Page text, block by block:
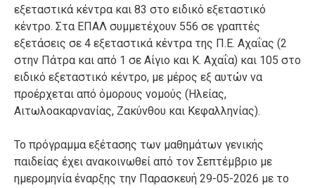
εξεταστικά κέντρα και 83 στο ειδικό εξεταστικό
κέντρο. Στα ΕΠΑΛ συμμετέχουν 556 σε γραπτές
εξετάσεις σε 4 εξεταστικά κέντρα της Π.Ε. Αχαΐας (2
στην Πάτρα και από 1 σε Αίγιο και Κ. Αχαΐα) και 105 στο
ειδικό εξεταστικό κέντρο, με μέρος εξ αυτών να
προέρχεται από όμορους νομούς (Ηλείας,
Αιτωλοακαρνανίας, Ζακύνθου και Κεφαλληνίας).
Το πρόγραμμα εξέτασης των μαθημάτων γενικής
παιδείας έχει ανακοινωθεί από τον Σεπτέμβριο με
ημερομηνία έναρξης την Παρασκευή 29-05-2026 με το